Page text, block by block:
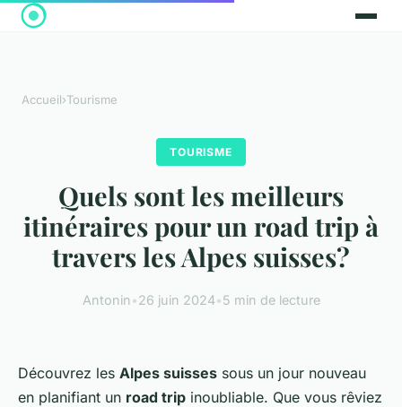
Accueil›Tourisme
TOURISME
Quels sont les meilleurs
itinéraires pour un road trip à
travers les Alpes suisses?
Antonin•26 juin 2024•5 min de lecture
Découvrez les Alpes suisses sous un jour nouveau
en planifiant un road trip inoubliable. Que vous rêviez